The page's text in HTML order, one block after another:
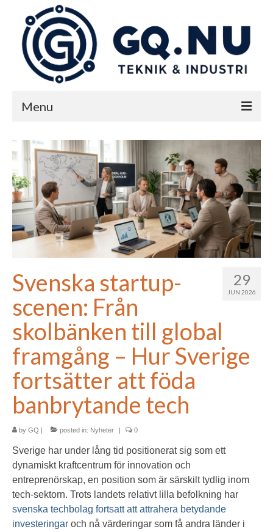
Menu
Start
Teknik & industri
Nyheter
Kontakta oss på GQ
29
JUN 2026
Svenska startup-
scenen: Från
skolbänken till global
framgång – Hur Sverige
fortsätter att föda
banbrytande tech
by GQ | posted in: Nyheter | 0
Sverige har under lång tid positionerat sig som ett
dynamiskt kraftcentrum för innovation och
entreprenörskap, en position som är särskilt tydlig inom
tech-sektorn. Trots landets relativt lilla befolkning har
svenska techbolag fortsatt att attrahera betydande
investeringar och nå värderingar som få andra länder i